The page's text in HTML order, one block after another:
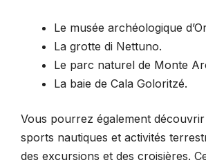
Le musée archéologique
La grotte di Nettuno.
Le parc naturel de Monte
La baie de Cala Goloritzé.
Vous pourrez également
sports nautiques et activités
des excursions et des croisières.